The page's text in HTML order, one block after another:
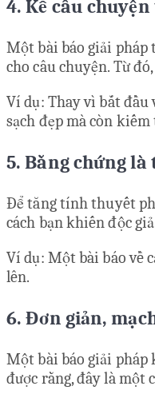
4. Kể câu
Một bài báo giải pháp
cho câu chuyện. Từ
Ví dụ: Thay vì bắt đầu
sạch đẹp mà còn
5. Bằng chứng
Để tăng tính thuyết
cách bạn khiến độc
Ví dụ: Một bài báo về
lên.
6. Đơn giản,
Một bài báo giải pháp
được rằng, đây là một